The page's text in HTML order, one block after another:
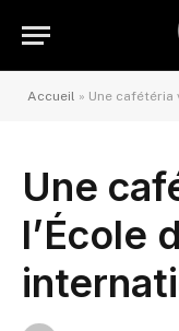
Accueil » Une cafétéria
Une
l’École